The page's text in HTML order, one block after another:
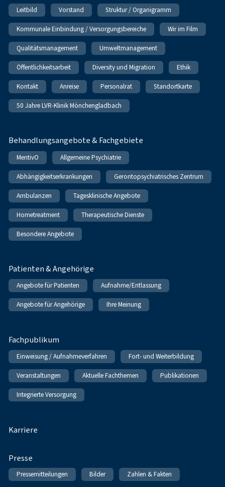
Leitbild Vorstand Struktur / Organigramm
Kommunale Einbindung / Versorgungsbereiche Wir im Film
Qualitätsmanagement Umweltmanagement
Öffentlichkeitsarbeit Diversity und Migration Ethik
Kontakt Anreise Personalrat Standortkarte
50 Jahre LVR-Klinik Mönchengladbach
Behandlungsangebote & Fachgebiete
MentivO Allgemeine Psychiatrie
Abhängigkeitserkrankungen Gerontopsychiatrisches Zentrum
Ambulanzen Tagesklinische Angebote
Hometreatment Therapeutische Dienste
Besondere Angebote
Patienten & Angehörige
Angebote für Patienten Aufnahme/Entlassung
Angebote für Angehörige Ihre Meinung
Fachpublikum
Einweisung / Aufnahmeverfahren Fort- und Weiterbildung
Veranstaltungen Aktuelle Fachthemen Publikationen
Integrierte Versorgung
Karriere
Presse
Pressemitteilungen Bilder Zahlen & Fakten